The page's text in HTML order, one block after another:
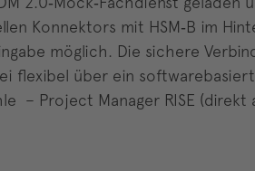
Konnektors mit HSM‑B im
möglich. Die sichere
flexibel über ein
– Project Manager RISE (direkt